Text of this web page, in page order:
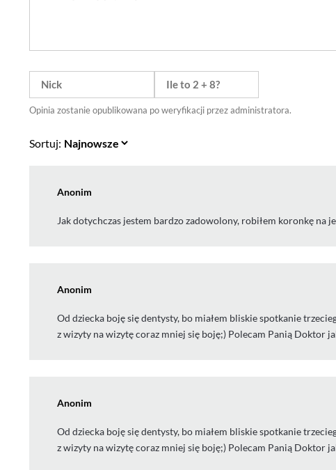
Opinia zostanie opublikowana po weryfikacji przez administratora.
Sortuj:
Anonim
Jak dotychczas jestem bardzo zadowolony, robiłem koronkę na
Anonim
Od dziecka boję się dentysty, bo miałem bliskie spotkanie
z wizyty na wizytę coraz mniej się boję;) Polecam Panią Doktor
Anonim
Od dziecka boję się dentysty, bo miałem bliskie spotkanie
z wizyty na wizytę coraz mniej się boję;) Polecam Panią Doktor